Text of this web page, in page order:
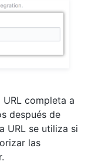
URL completa a
después de
URL se utiliza si
las